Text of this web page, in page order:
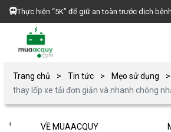
Thực hiện “5K” để giữ an toàn trước dịch bệnh
Trang chủ Tin tức Mẹo sử dụng
thay lốp xe tải đơn giản và nhanh chóng
VỀ MUAACQUY
‹